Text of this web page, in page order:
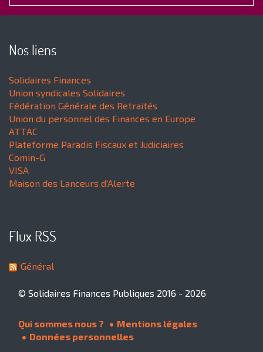
Nos liens
Solidaires Finances
Union syndicales Solidaires
Fédération Générale des Retraités
Union du personnel des Finances en Europe
ATTAC
Plateforme Paradis Fiscaux et Judiciaires
Comin-G
VISA
Maison des Lanceurs d'Alerte
Flux RSS
Général
© Solidaires Finances Publiques 2016 - 2026
Qui sommes nous ?
Mentions légales
Données personnelles